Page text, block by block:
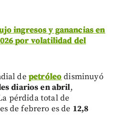
ingresos y ganancias en
por volatilidad del
de petróleodisminuyó
diarios en abril,
pérdida total de
de febrero es de 12,8